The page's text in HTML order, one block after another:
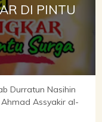
DI PINTU
Durratun Nasihin
Assyakir al-